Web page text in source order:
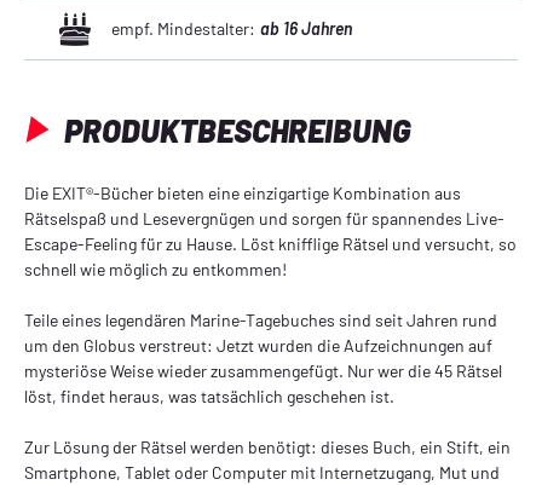
PRODUKTBESCHREIBUNG
Die EXIT®-Bücher bieten eine einzigartige Kombination aus
Rätselspaß und Lesevergnügen und sorgen für spannendes Live-
Escape-Feeling für zu Hause. Löst knifflige Rätsel und versucht, so
schnell wie möglich zu entkommen!
Teile eines legendären Marine-Tagebuches sind seit Jahren rund
um den Globus verstreut: Jetzt wurden die Aufzeichnungen auf
mysteriöse Weise wieder zusammengefügt. Nur wer die 45 Rätsel
löst, findet heraus, was tatsächlich geschehen ist.
Zur Lösung der Rätsel werden benötigt: dieses Buch, ein Stift, ein
Smartphone, Tablet oder Computer mit Internetzugang, Mut und
empf. Mindestalter: ab 16 Jahren